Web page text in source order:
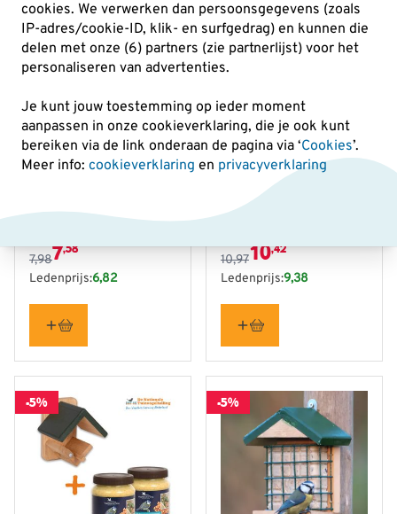
cookies. We verwerken dan persoonsgegevens (zoals
IP-adres/cookie-ID, klik- en surfgedrag) en kunnen die
delen met onze (6) partners (zie partnerlijst) voor het
personaliseren van advertenties.
Je kunt jouw toestemming op ieder moment
aanpassen in onze cookieverklaring, die je ook kunt
bereiken via de link onderaan de pagina via ‘Cookies’.
Meer info: cookieverklaring en privacyverklaring
-5%
De prijs is afhankelijk van de gekozen opties op de
7,987,58
Ledenprijs:6,82
-5%
Tuinvogeltelling -
De prijs is afhankelijk van
10,9710,42
Ledenprijs:9,38
-5% -5%